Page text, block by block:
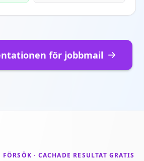
för jobbmail
· CACHADE RESULTAT GRATIS